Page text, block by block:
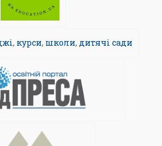
, курси, школи, дитячі сади